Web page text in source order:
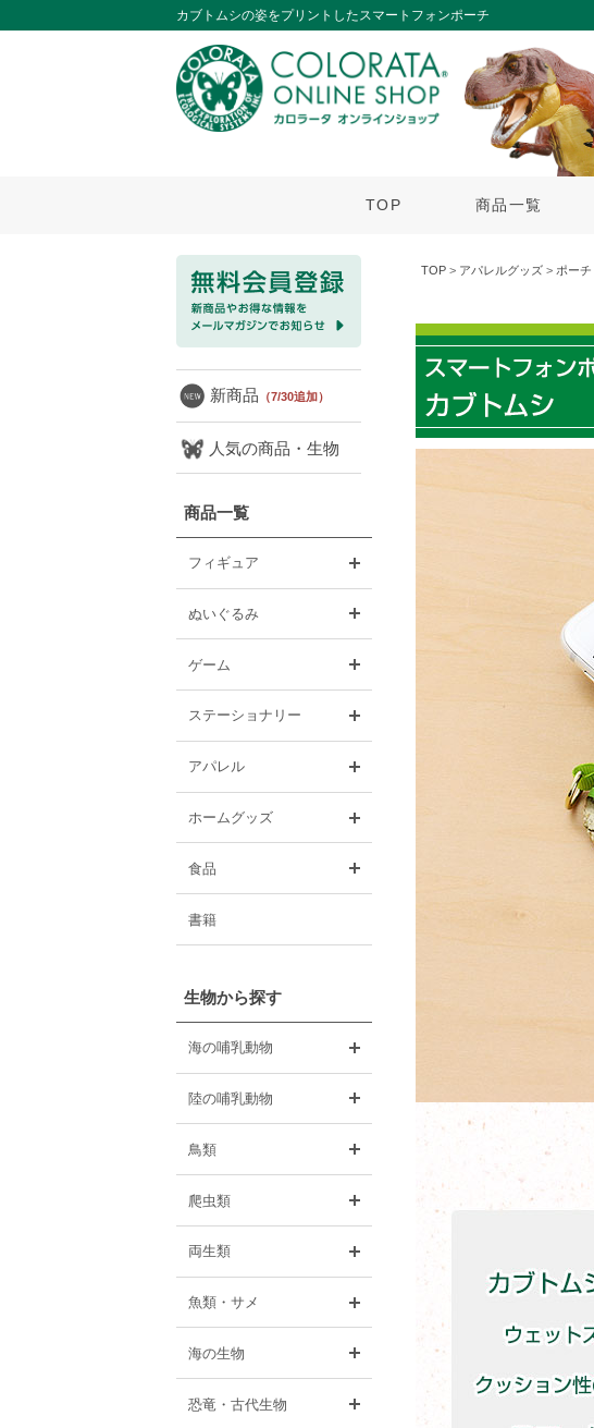
カブトムシの姿をプリントしたスマートフォンポーチ
TOP 商品一覧
新商品 （7/30追加）
人気の商品・生物
商品一覧
フィギュア
ぬいぐるみ
ゲーム
ステーショナリー
アパレル
ホームグッズ
食品
書籍
生物から探す
海の哺乳動物
陸の哺乳動物
鳥類
爬虫類
両生類
魚類・サメ
海の生物
恐竜・古代生物
TOP > アパレルグッズ > ポーチ